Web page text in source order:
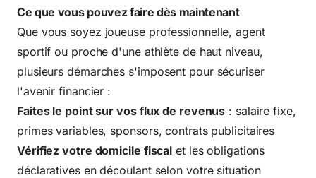
Ce que vous pouvez faire dès maintenant
Que vous soyez joueuse professionnelle, agent
sportif ou proche d'une athlète de haut niveau,
plusieurs démarches s'imposent pour sécuriser
l'avenir financier :
Faites le point sur vos flux de revenus : salaire fixe,
primes variables, sponsors, contrats publicitaires
Vérifiez votre domicile fiscal et les obligations
déclaratives en découlant selon votre situation